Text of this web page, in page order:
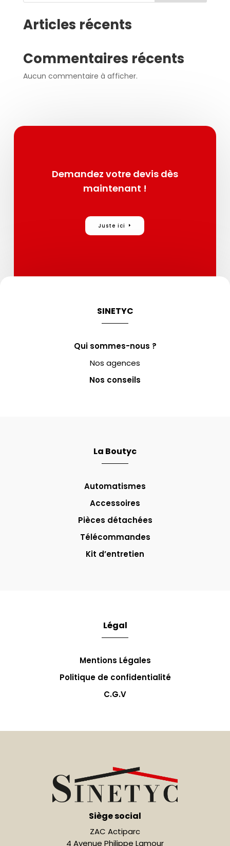
Articles récents
Commentaires récents
Aucun commentaire à afficher.
Demandez votre devis dès
maintenant !
Juste ici
SINETYC
Qui sommes-nous ?
Nos agences
Nos conseils
La Boutyc
Automatismes
Accessoires
Pièces détachées
Télécommandes
Kit d’entretien
Légal
Mentions Légales
Politique de confidentialité
C.G.V
Siège social
ZAC Actiparc
4 Avenue Philippe Lamour